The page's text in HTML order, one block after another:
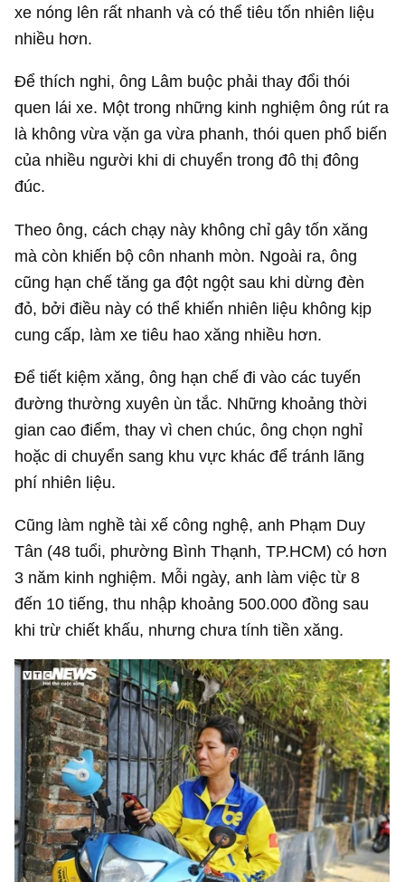
xe nóng lên rất nhanh và có thể tiêu tốn nhiên liệu
nhiều hơn.
Để thích nghi, ông Lâm buộc phải thay đổi thói
quen lái xe. Một trong những kinh nghiệm ông rút ra
là không vừa vặn ga vừa phanh, thói quen phổ biến
của nhiều người khi di chuyển trong đô thị đông
đúc.
Theo ông, cách chạy này không chỉ gây tốn xăng
mà còn khiến bộ côn nhanh mòn. Ngoài ra, ông
cũng hạn chế tăng ga đột ngột sau khi dừng đèn
đỏ, bởi điều này có thể khiến nhiên liệu không kịp
cung cấp, làm xe tiêu hao xăng nhiều hơn.
Để tiết kiệm xăng, ông hạn chế đi vào các tuyến
đường thường xuyên ùn tắc. Những khoảng thời
gian cao điểm, thay vì chen chúc, ông chọn nghỉ
hoặc di chuyển sang khu vực khác để tránh lãng
phí nhiên liệu.
Cũng làm nghề tài xế công nghệ, anh Phạm Duy
Tân (48 tuổi, phường Bình Thạnh, TP.HCM) có hơn
3 năm kinh nghiệm. Mỗi ngày, anh làm việc từ 8
đến 10 tiếng, thu nhập khoảng 500.000 đồng sau
khi trừ chiết khấu, nhưng chưa tính tiền xăng.